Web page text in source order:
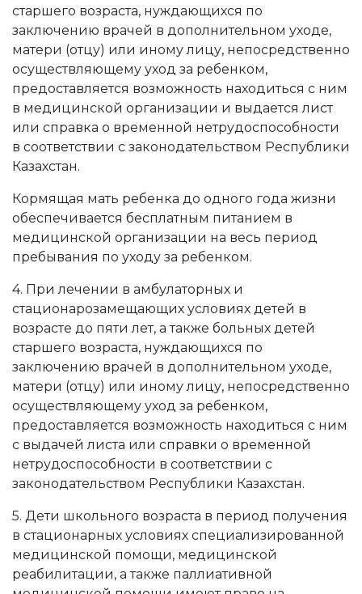
старшего возраста, нуждающихся по
заключению врачей в дополнительном уходе,
матери (отцу) или иному лицу, непосредственно
осуществляющему уход за ребенком,
предоставляется возможность находиться с ним
в медицинской организации и выдается лист
или справка о временной нетрудоспособности
в соответствии с законодательством Республики
Казахстан.
Кормящая мать ребенка до одного года жизни
обеспечивается бесплатным питанием в
медицинской организации на весь период
пребывания по уходу за ребенком.
4. При лечении в амбулаторных и
стационарозамещающих условиях детей в
возрасте до пяти лет, а также больных детей
старшего возраста, нуждающихся по
заключению врачей в дополнительном уходе,
матери (отцу) или иному лицу, непосредственно
осуществляющему уход за ребенком,
предоставляется возможность находиться с ним
с выдачей листа или справки о временной
нетрудоспособности в соответствии с
законодательством Республики Казахстан.
5. Дети школьного возраста в период получения
в стационарных условиях специализированной
медицинской помощи, медицинской
реабилитации, а также паллиативной